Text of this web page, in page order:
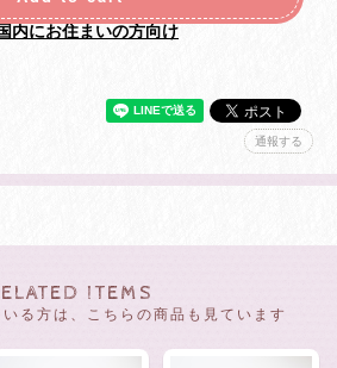
内にお住まいの方向け
通報する
ITEMS
る方は、こちらの商品も見ています